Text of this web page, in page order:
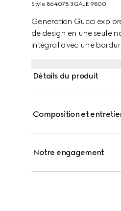
Style ‎864078 3GALE 9800
Generation Gucci
de design en une seule
intégral avec une
Détails du produit
Composition et
Notre engagement